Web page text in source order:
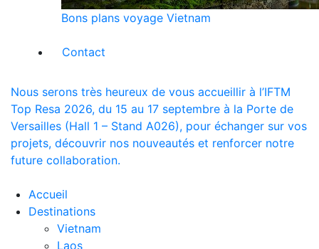
Bons plans voyage Vietnam
Contact
Nous serons très heureux de vous accueillir à l’IFTM
Top Resa 2026, du 15 au 17 septembre à la Porte de
Versailles (Hall 1 – Stand A026), pour échanger sur vos
projets, découvrir nos nouveautés et renforcer notre
future collaboration.
Accueil
Destinations
Vietnam
Laos